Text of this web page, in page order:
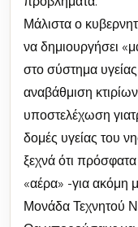
Μάλιστα ο
να δημιουργήσει
στο σύστημα
αναβάθμιση
υποστελέχωση
δομές υγείας του
ξεχνά ότι
«αέρα» -για ακόμη
Μονάδα Τεχνητού